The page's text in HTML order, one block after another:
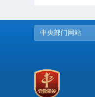
中央部门网站